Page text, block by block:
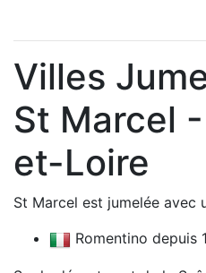
Villes
St Marcel
et-Loire
St Marcel est jumelée avec
Romentino depuis